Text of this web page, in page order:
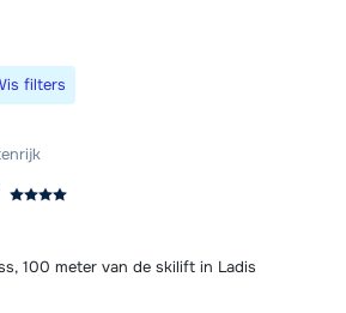
filters
100 meter van de skilift in Ladis